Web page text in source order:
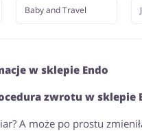
Baby and Travel
w sklepie Endo
zwrotu w sklepie
A może po prostu